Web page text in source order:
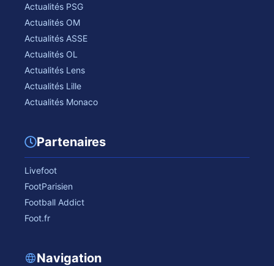
Actualités PSG
Actualités OM
Actualités ASSE
Actualités OL
Actualités Lens
Actualités Lille
Actualités Monaco
Partenaires
Livefoot
FootParisien
Football Addict
Foot.fr
Navigation